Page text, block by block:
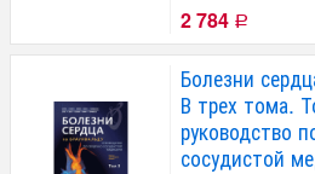
2 784 Р
Болезни
В трех тома.
руководство
сосудистой